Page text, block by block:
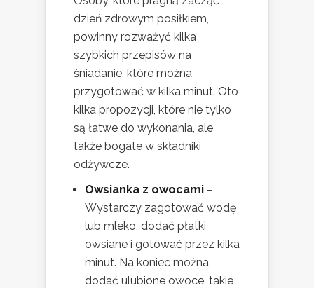
dzień zdrowym posiłkiem,
powinny rozważyć kilka
szybkich przepisów na
śniadanie, które można
przygotować w kilka minut. Oto
kilka propozycji, które nie tylko
są łatwe do wykonania, ale
także bogate w składniki
odżywcze.
Owsianka z owocami –
Wystarczy zagotować wodę
lub mleko, dodać płatki
owsiane i gotować przez kilka
minut. Na koniec można
dodać ulubione owoce, takie